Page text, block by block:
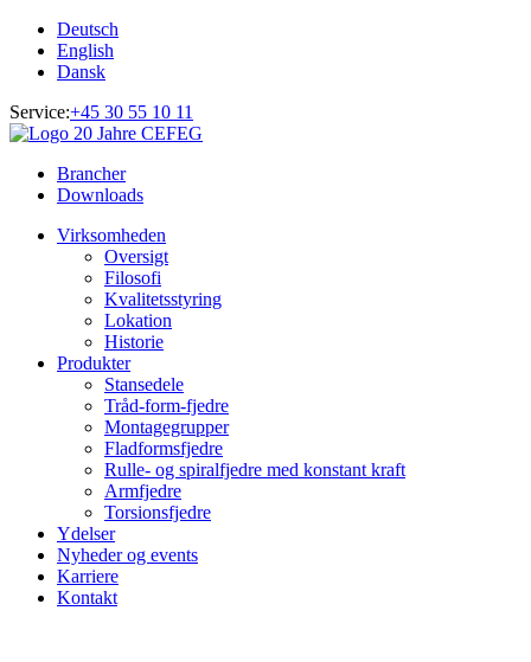
Deutsch
English
Dansk
Service:+45 30 55 10 11
Brancher
Downloads
Virksomheden
Oversigt
Filosofi
Kvalitetsstyring
Lokation
Historie
Produkter
Stansedele
Tråd-form-fjedre
Montagegrupper
Fladformsfjedre
Rulle- og spiralfjedre med konstant kraft
Armfjedre
Torsionsfjedre
Ydelser
Nyheder og events
Karriere
Kontakt